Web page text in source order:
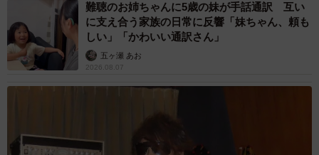
難聴のお姉ちゃんに5歳の妹が手話通訳 互い
に支え合う家族の日常に反響「妹ちゃん、頼も
しい」「かわいい通訳さん」
五ヶ瀬 あお
2026.08.07